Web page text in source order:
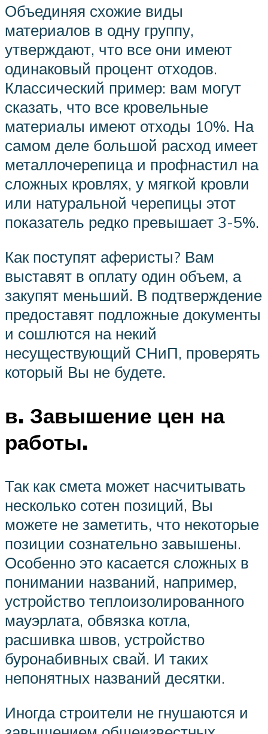
Объединяя схожие виды
материалов в одну группу,
утверждают, что все они имеют
одинаковый процент отходов.
Классический пример: вам могут
сказать, что все кровельные
материалы имеют отходы 10%. На
самом деле большой расход имеет
металлочерепица и профнастил на
сложных кровлях, у мягкой кровли
или натуральной черепицы этот
показатель редко превышает 3-5%.
Как поступят аферисты? Вам
выставят в оплату один объем, а
закупят меньший. В подтверждение
предоставят подложные документы
и сошлются на некий
несуществующий СНиП, проверять
который Вы не будете.
в. Завышение цен на
работы.
Так как смета может насчитывать
несколько сотен позиций, Вы
можете не заметить, что некоторые
позиции сознательно завышены.
Особенно это касается сложных в
понимании названий, например,
устройство теплоизолированного
мауэрлата, обвязка котла,
расшивка швов, устройство
буронабивных свай. И таких
непонятных названий десятки.
Иногда строители не гнушаются и